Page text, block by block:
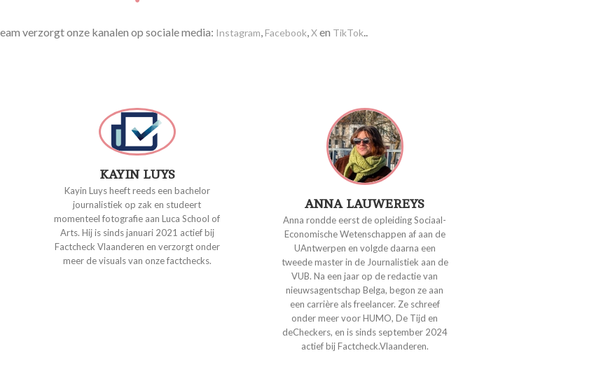
verzorgt onze kanalen op sociale media: Instagram, Facebook,Xen TikTok..
KAYIN LUYS
Kayin Luys heeft reeds een bachelor
journalistiek op zak en studeert
momenteel fotografie aan Luca School of
Arts. Hij is sinds januari 2021 actief bij
Factcheck Vlaanderen en verzorgt onder
meer de visuals van onze factchecks.
ANNA LAUWEREYS
Anna rondde eerst de opleiding Sociaal-
Economische Wetenschappen af aan de
UAntwerpen en volgde daarna een
tweede master in de Journalistiek aan de
VUB. Na een jaar op de redactie van
nieuwsagentschap Belga, begon ze aan
een carrière als freelancer. Ze schreef
onder meer voor HUMO, De Tijd en
deCheckers, en is sinds september 2024
actief bij Factcheck.Vlaanderen.